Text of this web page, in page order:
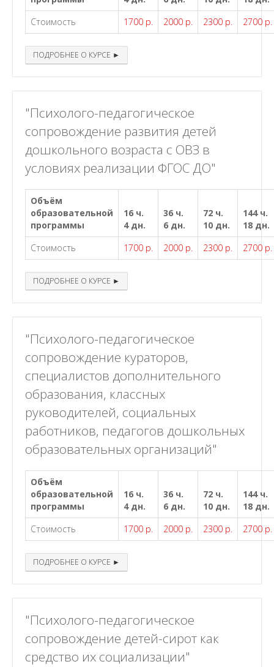
Стоимость
1700 р. 2000 р. 2300 р. 2700 р.
ПОДРОБНЕЕ О КУРСЕ ►
"Психолого-педагогическое
сопровождение развития детей
дошкольного возраста с ОВЗ в
условиях реализации ФГОС ДО"
Объём
образовательной
программы
16 ч.
4 дн.
36 ч.
6 дн.
72 ч.
10 дн.
144 ч.
18 дн.
Стоимость
1700 р. 2000 р. 2300 р. 2700 р.
ПОДРОБНЕЕ О КУРСЕ ►
"Психолого-педагогическое
сопровождение кураторов,
специалистов дополнительного
образования, классных
руководителей, социальных
работников, педагогов дошкольных
образовательных организаций"
Объём
образовательной
программы
16 ч.
4 дн.
36 ч.
6 дн.
72 ч.
10 дн.
144 ч.
18 дн.
Стоимость
1700 р. 2000 р. 2300 р. 2700 р.
ПОДРОБНЕЕ О КУРСЕ ►
"Психолого-педагогическое
сопровождение детей-сирот как
средство их социализации"